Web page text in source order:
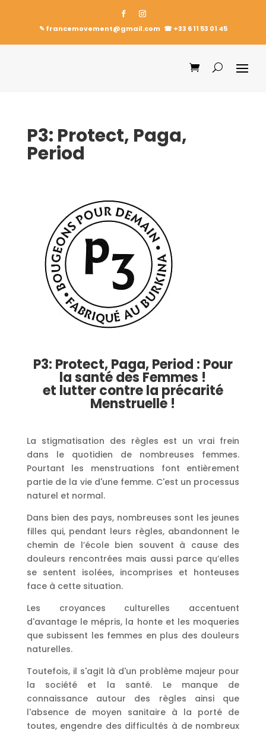
✎ francemovement@gmail.com ☎︎+33 6 11 53 01 45
P3: Protect, Paga,
Period
P3: Protect, Paga, Period : Pour
la santé des Femmes !
et lutter contre la précarité
Menstruelle !
La stigmatisation des règles est un vrai frein
dans le quotidien de nombreuses femmes.
Pourtant les menstruations font entièrement
partie de la vie d'une femme. C'est un processus
naturel et normal.
Dans bien des pays, nombreuses sont les jeunes
filles qui, pendant leurs règles, abandonnent le
chemin de l’école bien souvent à cause des
douleurs rencontrées mais aussi parce qu’elles
se sentent isolées, incomprises et honteuses
face à cette situation.
Les croyances culturelles accentuent
d'avantage le mépris, la honte et les moqueries
que subissent les femmes en plus des douleurs
naturelles.
Toutefois, il s'agit là d'un problème majeur pour
la société et la santé. Le manque de
connaissance autour des règles ainsi que
l'absence de moyen sanitaire à la porté de
toutes, engendre des difficultés à de nombreux